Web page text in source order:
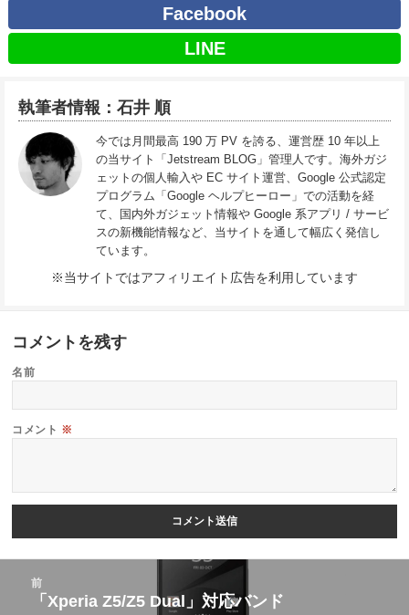
Facebook
LINE
執筆者情報：石井 順
今では月間最高 190 万 PV を誇る、運営歴 10 年以上
の当サイト「Jetstream BLOG」管理人です。海外ガジ
ェットの個人輸入や EC サイト運営、Google 公式認定
プログラム「Google ヘルプヒーロー」での活動を経
て、国内外ガジェット情報や Google 系アプリ / サービ
スの新機能情報など、当サイトを通して幅広く発信し
ています。
※当サイトではアフィリエイト広告を利用しています
コメントを残す
名前
コメント ※
前
前
「Xperia Z5/Z5 Dual」対応バンド